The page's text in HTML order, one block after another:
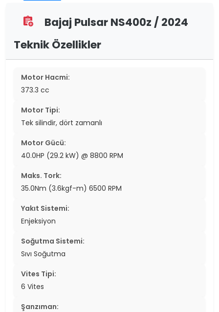
assignment_add
Bajaj Pulsar NS400z / 2024
Teknik Özellikler
Motor Hacmi:
373.3 cc
Motor Tipi:
Tek silindir, dört zamanlı
Motor Gücü:
40.0HP (29.2 kW) @ 8800 RPM
Maks. Tork:
35.0Nm (3.6kgf-m) 6500 RPM
Yakıt Sistemi:
Enjeksiyon
Soğutma Sistemi:
Sıvı Soğutma
Vites Tipi:
6 Vites
Şanzıman: